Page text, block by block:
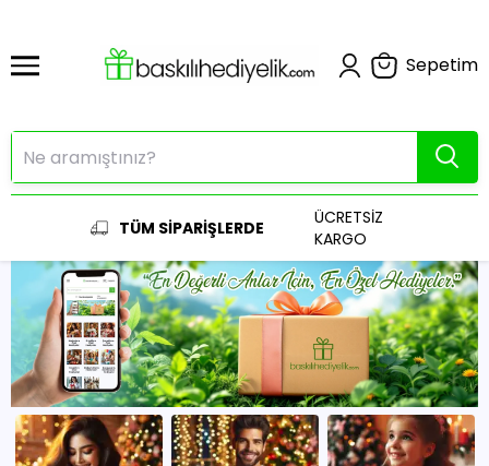
Sepetim
TÜM SİPARİŞLERDE
ÜCRETSİZ
KARGO